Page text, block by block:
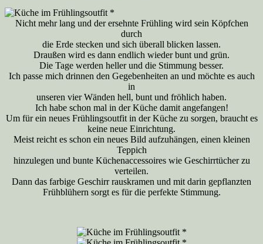
Nicht mehr lang und der ersehnte Frühling wird sein Köpfchen
durch
die Erde stecken und sich überall blicken lassen.
Draußen wird es dann endlich wieder bunt und grün.
Die Tage werden heller und die Stimmung besser.
Ich passe mich drinnen den Gegebenheiten an und möchte es auch
in
unseren vier Wänden hell, bunt und fröhlich haben.
Ich habe schon mal in der Küche damit angefangen!
Um für ein neues Frühlingsoutfit in der Küche zu sorgen, braucht es
keine neue Einrichtung.
Meist reicht es schon ein neues Bild aufzuhängen, einen kleinen
Teppich
hinzulegen und bunte Küchenaccessoires wie Geschirrtücher zu
verteilen.
Dann das farbige Geschirr rauskramen und mit darin gepflanzten
Frühblühern sorgt es für die perfekte Stimmung.